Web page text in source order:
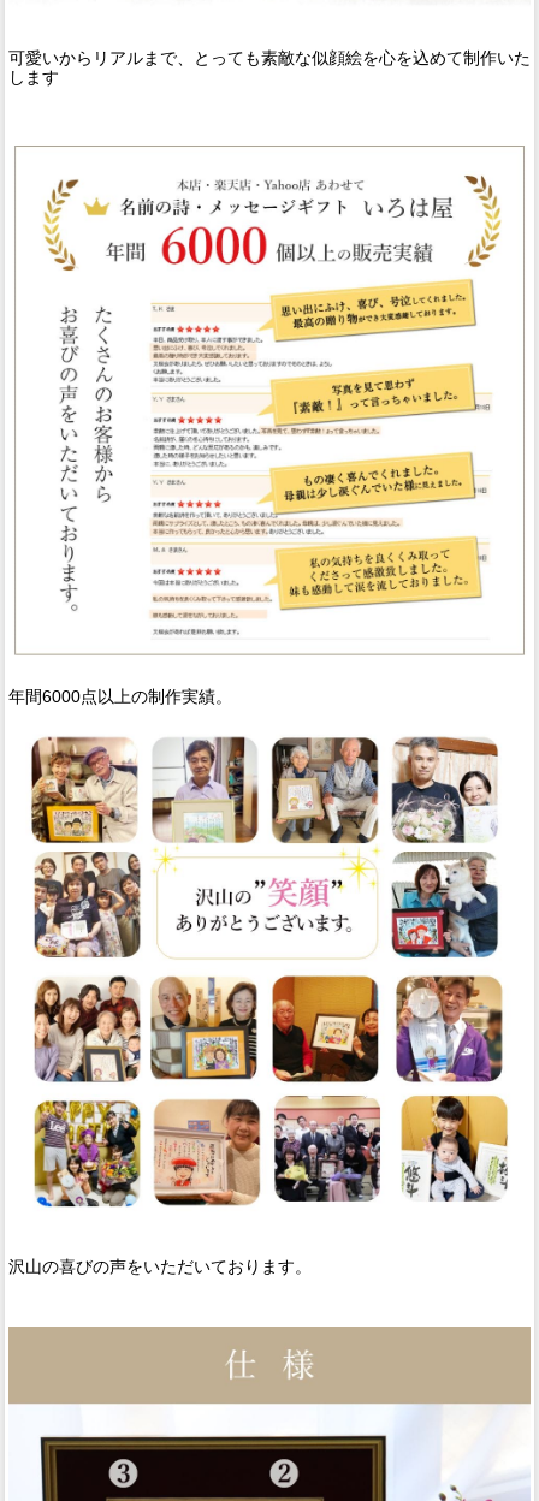
可愛いからリアルまで、とっても素敵な似顔絵を心を込めて制作いた
します
年間6000点以上の制作実績。
沢山の喜びの声をいただいております。